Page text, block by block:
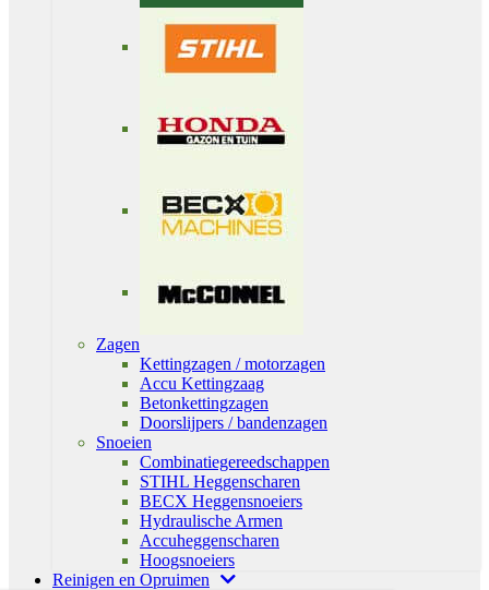
Zagen
Kettingzagen / motorzagen
Accu Kettingzaag
Betonkettingzagen
Doorslijpers / bandenzagen
Snoeien
Combinatiegereedschappen
STIHL Heggenscharen
BECX Heggensnoeiers
Hydraulische Armen
Accuheggenscharen
Hoogsnoeiers
Reinigen en Opruimen